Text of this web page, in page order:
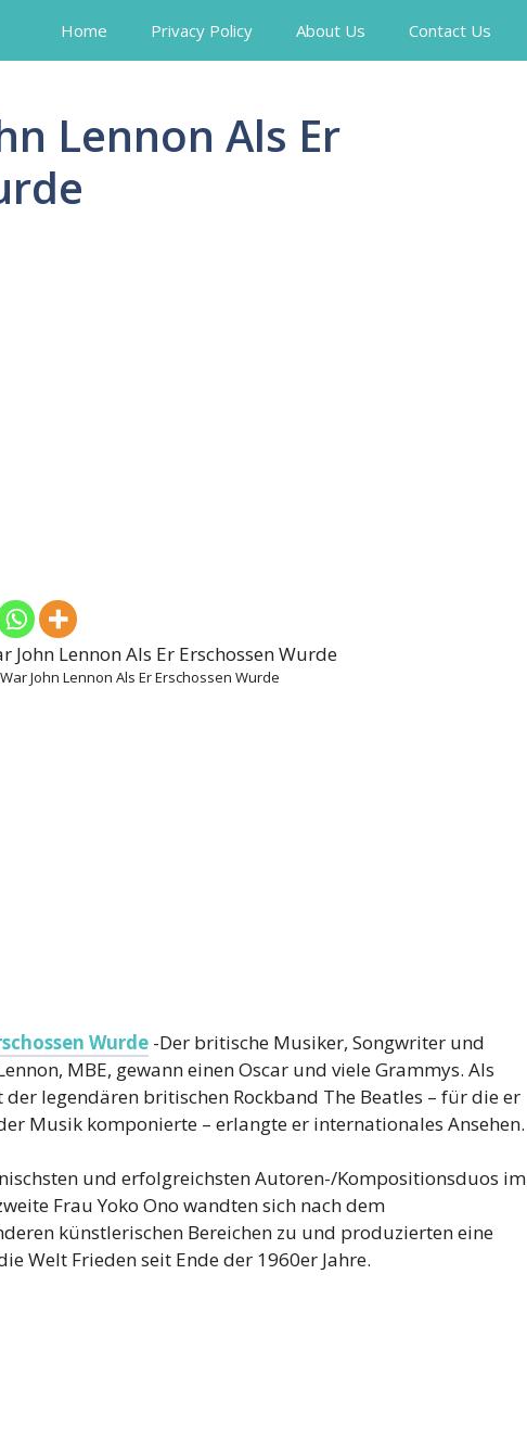
Home Privacy Policy About Us Contact Us
Lennon Als Er
John Lennon Als Er Erschossen Wurde
Wurde -Der britische Musiker, Songwriter und
MBE, gewann einen Oscar und viele Grammys. Als
legendären britischen Rockband The Beatles – für die er
Musik komponierte – erlangte er internationales Ansehen.
und erfolgreichsten Autoren-/Kompositionsduos im
Frau Yoko Ono wandten sich nach dem
künstlerischen Bereichen zu und produzierten eine
Welt Frieden seit Ende der 1960er Jahre.